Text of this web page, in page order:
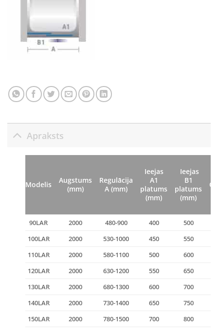
Apraksts
Modelis
Augstums
(mm)
Regulācija
A (mm)
Ieejas
A1
platums
(mm)
Ieejas
B1
platums
(mm)
90LAR 2000 480-900 400
500
100LAR
2000 530-1000 450
550
110LAR
2000 580-1100 500
600
120LAR
2000 630-1200 550
650
130LAR
2000 680-1300 600
700
140LAR
2000 730-1400 650
750
150LAR
2000 780-1500 700 800